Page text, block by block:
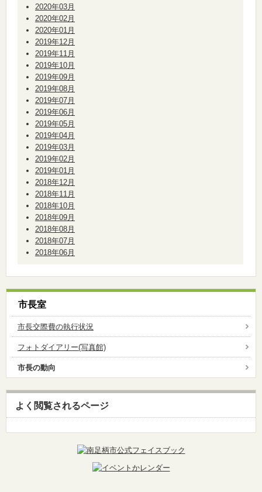
2020年03月
2020年02月
2020年01月
2019年12月
2019年11月
2019年10月
2019年09月
2019年08月
2019年07月
2019年06月
2019年05月
2019年04月
2019年03月
2019年02月
2019年01月
2018年12月
2018年11月
2018年10月
2018年09月
2018年08月
2018年07月
2018年06月
市長室
市長交際費の執行状況
フォトダイアリー(写真館)
市長の動向
よく閲覧されるページ